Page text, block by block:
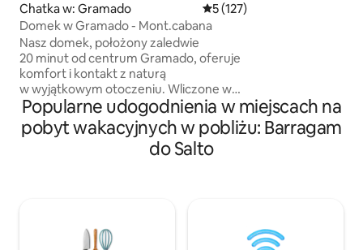
Chatka w: Gramado Średnia ocena: 5 na 5, liczba
5 (127)
Domek w Gramado - Mont.cabana
Nasz domek, położony zaledwie
20 minut od centrum Gramado, oferuje
komfort i kontakt z naturą
w wyjątkowym otoczeniu. Wliczone w
noc: • Kosz powitalny z produktami
śniadaniowymi 🧺 • Drewno opałowe 🪵 •
Sole do kąpieli i płyn do kąpieli
Podgrzewana umywalka w łazience
Obszar zewnętrzny: * Ognisko * Zestaw
jedno z
regionie.
Gramado. 🌿✨
Popularne udogodnienia w miejscach na
pobyt wakacyjnych w pobliżu: Barragam
do Salto